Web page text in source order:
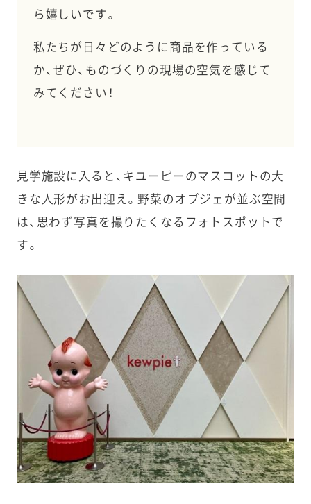
ら嬉しいです。
私たちが日々どのように商品を作っている
か、ぜひ、ものづくりの現場の空気を感じて
みてください！
見学施設に入ると、キユーピーのマスコットの大
きな人形がお出迎え。野菜のオブジェが並ぶ空間
は、思わず写真を撮りたくなるフォトスポットで
す。